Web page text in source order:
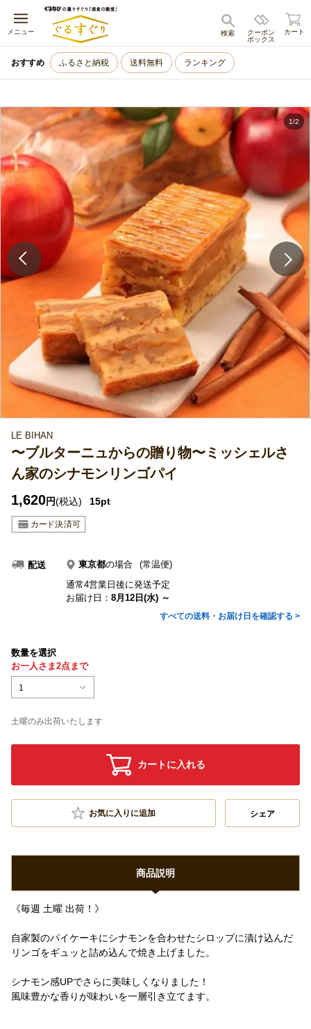
メニュー
キャンセル
クーポン
ボックス
検索 カート
おすすめ ふるさと納税 送料無料 ランキング
1/2
LE BIHAN
〜ブルターニュからの贈り物〜ミッシェルさ
ん家のシナモンリンゴパイ
1,620円(税込) 15pt
配送 東京都の場合
(常温便)
通常4営業日後に発送予定
お届け日： 8月12日(水) ～
すべての送料・お届け日を確認する >
数量を選択
お一人さま2点まで
1
土曜のみ出荷いたします
カートに入れる
お気に入りに追加 シェア
商品説明
《毎週 土曜 出荷！》
自家製のパイケーキにシナモンを合わせたシロップに漬け込んだ
リンゴをギュッと詰め込んで焼き上げました。
シナモン感UPでさらに美味しくなりました！
風味豊かな香りが味わいを一層引き立てます。